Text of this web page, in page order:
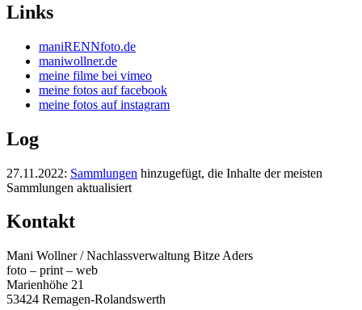
Links
maniRENNfoto.de
maniwollner.de
meine filme bei vimeo
meine fotos auf facebook
meine fotos auf instagram
Log
27.11.2022: Sammlungen hinzugefügt, die Inhalte der meisten
Sammlungen aktualisiert
Kontakt
Mani Wollner / Nachlassverwaltung Bitze Aders
foto – print – web
Marienhöhe 21
53424 Remagen-Rolandswerth